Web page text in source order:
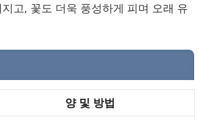
고, 꽃도 더욱 풍성하게 피며 오래 유
양 및 방법